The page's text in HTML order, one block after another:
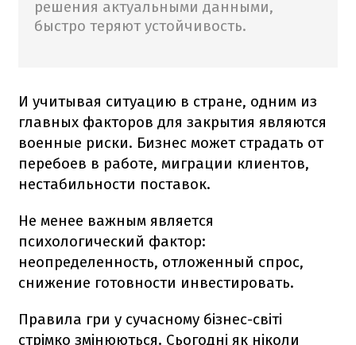
решения актуальными данными,
быстро теряют устойчивость.
И учитывая ситуацию в стране, одним из
главных факторов для закрытия являются
военные риски. Бизнес может страдать от
перебоев в работе, миграции клиентов,
нестабильности поставок.
Не менее важным является
психологический фактор:
неопределенность, отложенный спрос,
снижение готовности инвестировать.
Правила гри у сучасному бізнес-світі
стрімко змінюються. Сьогодні як ніколи